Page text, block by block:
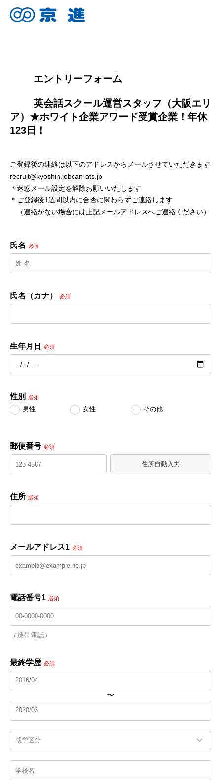
        エントリーフォーム
ア）★ホワイト企業アワード受賞企業！年休
123日！
ご登録後の連絡は以下のアドレスからメールさせていただきます
recruit@kyoshin.jobcan-ats.jp
＊迷惑メール設定を解除お願いいたします
＊ご登録後1週間以内に合否に関わらずご連絡します
（連絡がない場合には上記メールアドレスへご連絡ください）
氏名 必須
氏名（カナ） 必須
生年月日 必須
性別 必須
男性 女性 その他
郵便番号 必須
住所自動入力
住所 必須
メールアドレス1 必須
電話番号1 必須
（携帯電話）
最終学歴 必須
〜